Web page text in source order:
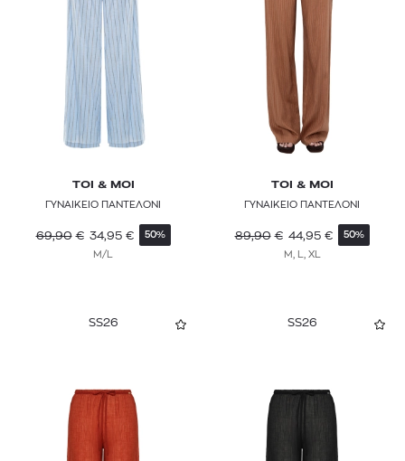
TOI & MOI
ΓΥΝΑΙΚΕΙΟ ΠΑΝΤΕΛΟΝΙ
69,90 € 34,95 € 50%
M/L
TOI & MOI
ΓΥΝΑΙΚΕΙΟ ΠΑΝΤΕΛΟΝΙ
89,90 € 44,95 € 50%
M, L, XL
SS26 SS26